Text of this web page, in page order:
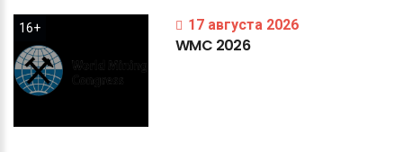
16+ 17 августа 2026
WMC 2026